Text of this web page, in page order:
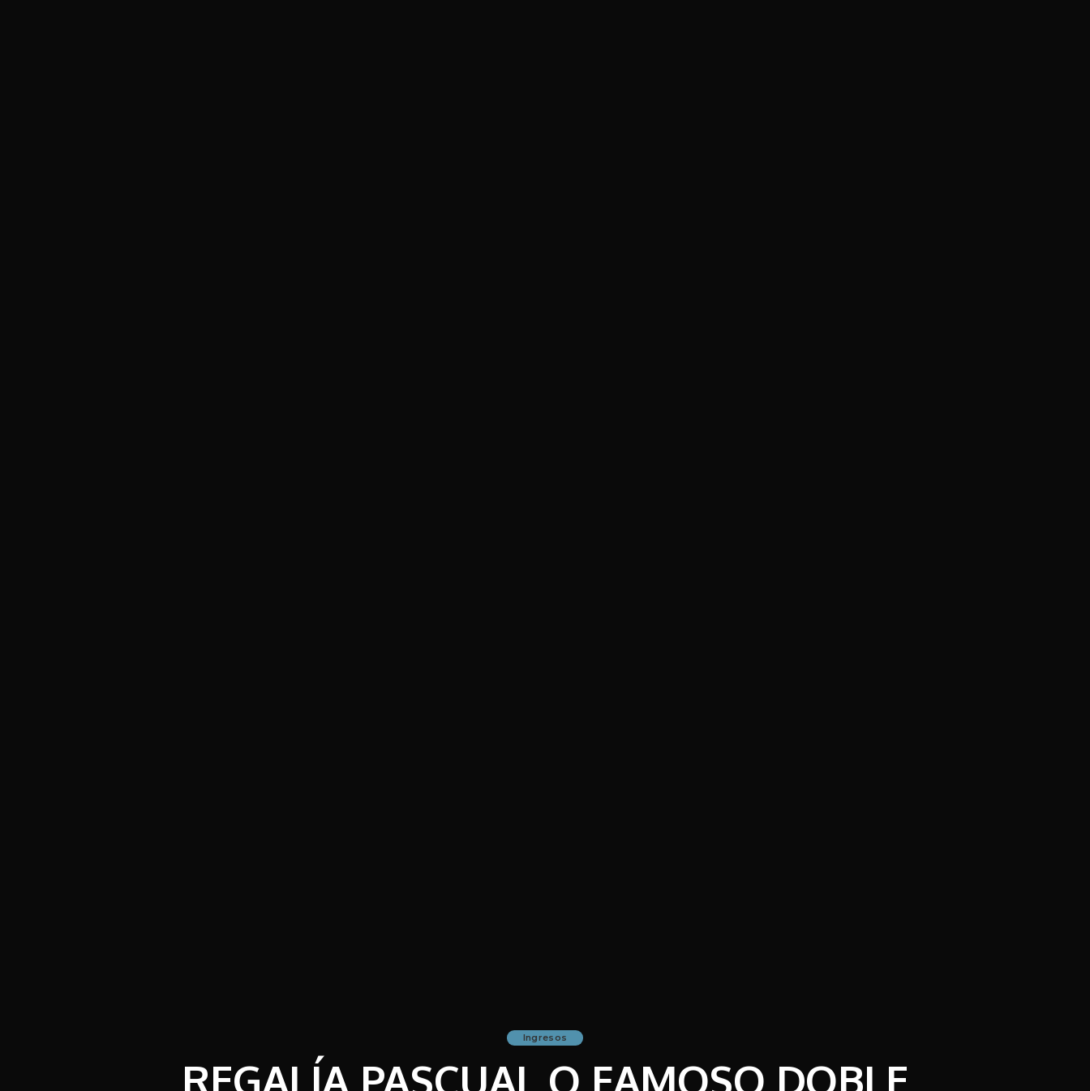
Ingresos
REGALÍA PASCUAL O FAMOSO DOBLE